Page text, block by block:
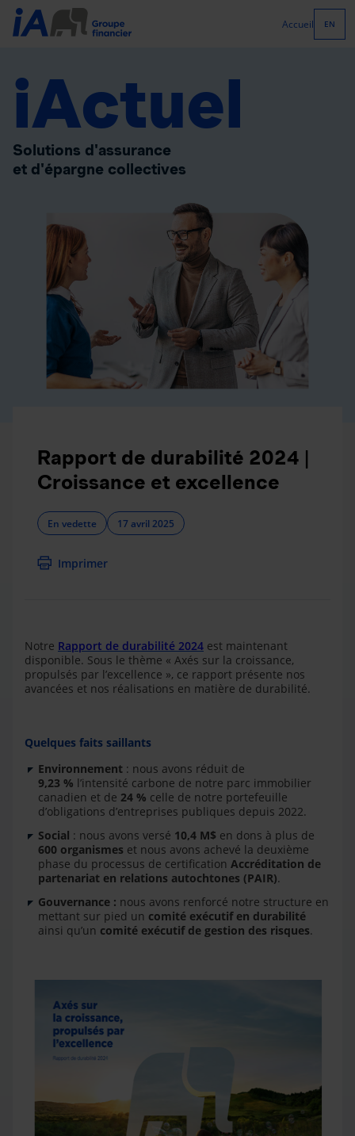
Accueil EN
iActuel
Solutions d'assurance
et d'épargne collectives
Rapport de durabilité 2024 |
Croissance et excellence
En vedette 17 avril 2025
Imprimer
Notre Rapport de durabilité 2024 est maintenant
disponible. Sous le thème « Axés sur la croissance,
propulsés par l’excellence », ce rapport présente nos
avancées et nos réalisations en matière de durabilité.
Quelques faits saillants
Environnement : nous avons réduit de
9,23 % l’intensité carbone de notre parc immobilier
canadien et de 24 % celle de notre portefeuille
d’obligations d’entreprises publiques depuis 2022.
Social : nous avons versé 10,4 M$ en dons à plus de
600 organismes et nous avons achevé la deuxième
phase du processus de certification Accréditation de
partenariat en relations autochtones (PAIR).
Gouvernance : nous avons renforcé notre structure en
mettant sur pied un comité exécutif en durabilité
ainsi qu’un comité exécutif de gestion des risques.